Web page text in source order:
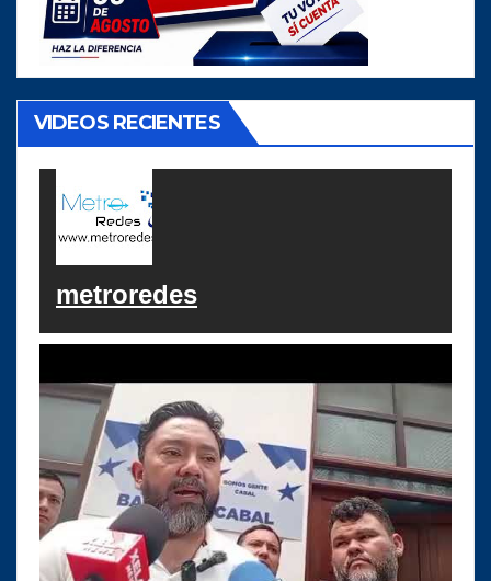
VIDEOS RECIENTES
metroredes